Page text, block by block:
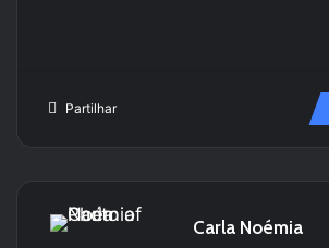
Partilhar
Carla Noémia